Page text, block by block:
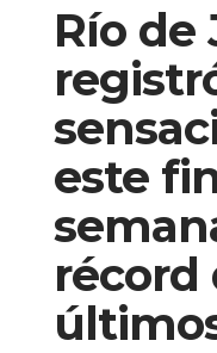
Río de
este
récord